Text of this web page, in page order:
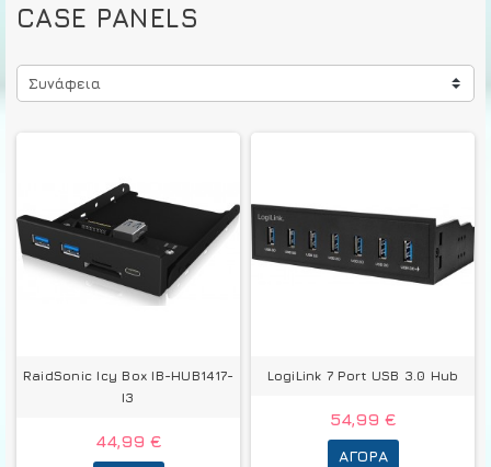
CASE PANELS
Συνάφεια
RaidSonic Icy Box IB-HUB1417-
I3
44,99 €
LogiLink 7 Port USB 3.0 Hub
54,99 €
ΑΓΟΡΆ